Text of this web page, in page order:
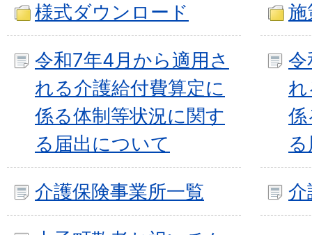
様式ダウンロード 施
令和7年4月から適用さ
れる介護給付費算定に
係る体制等状況に関す
る届出について
令
れ
係
介護保険事業所一覧 介